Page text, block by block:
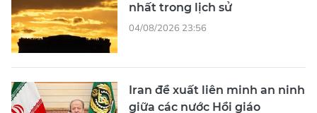
nhất trong lịch sử
04/08/2026 23:56
Iran đề xuất liên minh an ninh
giữa các nước Hồi giáo